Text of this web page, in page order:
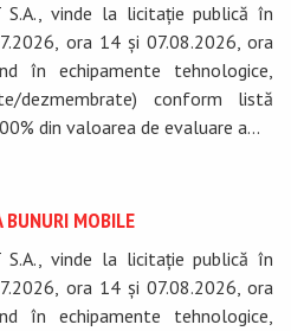
S.A., vinde la licitație publică în
ora 14 și 07.08.2026, ora
în echipamente tehnologice,
dezmembrate) conform listă
din valoarea de evaluare a...
BUNURI MOBILE
S.A., vinde la licitație publică în
ora 14 și 07.08.2026, ora
în echipamente tehnologice,